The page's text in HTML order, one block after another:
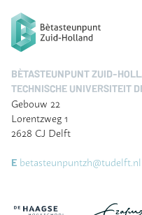
BÈTASTEUNPUNT ZUID-
TECHNISCHE UNIVERSITEIT
Gebouw 22
Lorentzweg 1
2628 CJ Delft
E betasteunpuntzh@tudelft.nl